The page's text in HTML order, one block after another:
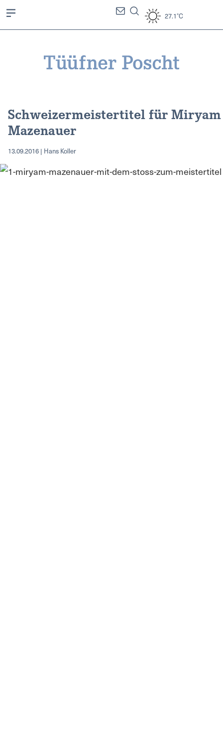
27.1°C
Schweizermeistertitel für Miryam
Mazenauer
13.09.2016 | Hans Koller